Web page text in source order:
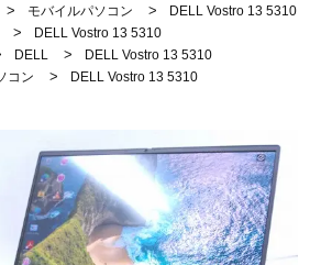
> モバイルパソコン >
DELL Vostro 13 5310
>
DELL Vostro 13 5310
DELL >
DELL Vostro 13 5310
コン > DELL Vostro 13 5310